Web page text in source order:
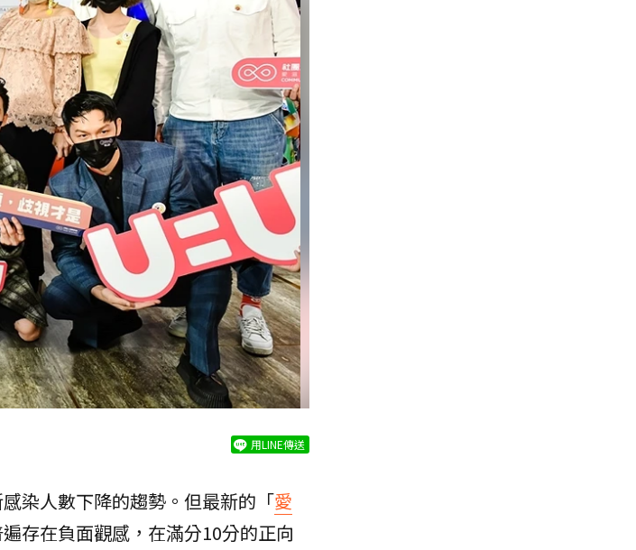
用LINE傳送
染人數下降的趨勢。但最新的「愛
存在負面觀感，在滿分10分的正向